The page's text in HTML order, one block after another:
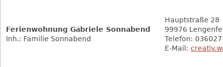
Ferienwohnung Gabriele Sonnabend
Inh.: Familie Sonnabend
Hauptstraße 28
99976
Telefon:
E-Mail: